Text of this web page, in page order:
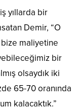
yıllarda bir
Demir, “O
bize maliyetine
bir
olsaydık iki
65-70 oranında
kalacaktık.”